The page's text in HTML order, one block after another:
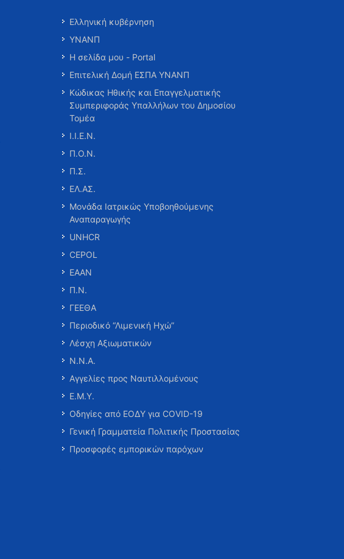
Ελληνική κυβέρνηση
ΥΝΑΝΠ
Η σελίδα μου - Portal
Επιτελική Δομή ΕΣΠΑ ΥΝΑΝΠ
Κώδικας Ηθικής και Επαγγελματικής
Συμπεριφοράς Υπαλλήλων του Δημοσίου
Τομέα
Ι.Ι.Ε.Ν.
Π.Ο.Ν.
Π.Σ.
ΕΛ.ΑΣ.
Μονάδα Ιατρικώς Υποβοηθούμενης
Αναπαραγωγής
UNHCR
CEPOL
ΕΑΑΝ
Π.Ν.
ΓΕΕΘΑ
Περιοδικό “Λιμενική Ηχώ”
Λέσχη Αξιωματικών
Ν.Ν.Α.
Αγγελίες προς Ναυτιλλομένους
Ε.Μ.Υ.
Οδηγίες από ΕΟΔΥ για COVID-19
Γενική Γραμματεία Πολιτικής Προστασίας
Προσφορές εμπορικών παρόχων